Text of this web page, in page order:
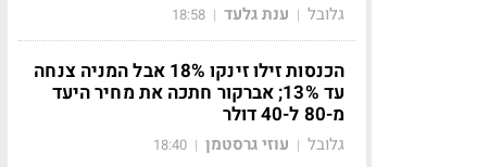
גלובל | ענת גלעד |
18:58
הכנסות זילו זינקו 18% אבל המניה צנחה
עד 13%; אברקור חתכה את מחיר היעד
מ-80 ל-40 דולר
גלובל | עוזי גרסטמן |
18:40